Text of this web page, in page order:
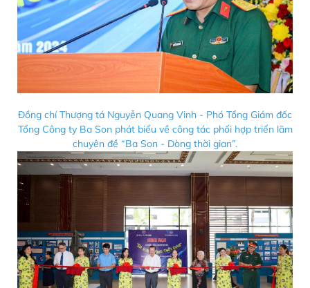
Đồng chí Thượng tá Nguyễn Quang Vinh - Phó Tổng Giám đốc
Tổng Công ty Ba Son phát biểu về công tác phối hợp triển lãm
chuyên đề “Ba Son - Dòng thời gian”.